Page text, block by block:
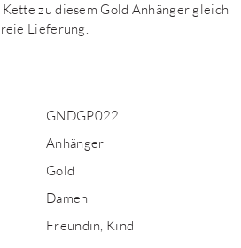
zu diesem Gold Anhänger gleich
Lieferung.
GNDGP022
Anhänger
Gold
Damen
Freundin, Kind